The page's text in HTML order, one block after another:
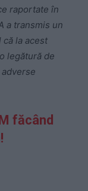
raportate în
a transmis un
la acest
legătură de
făcând